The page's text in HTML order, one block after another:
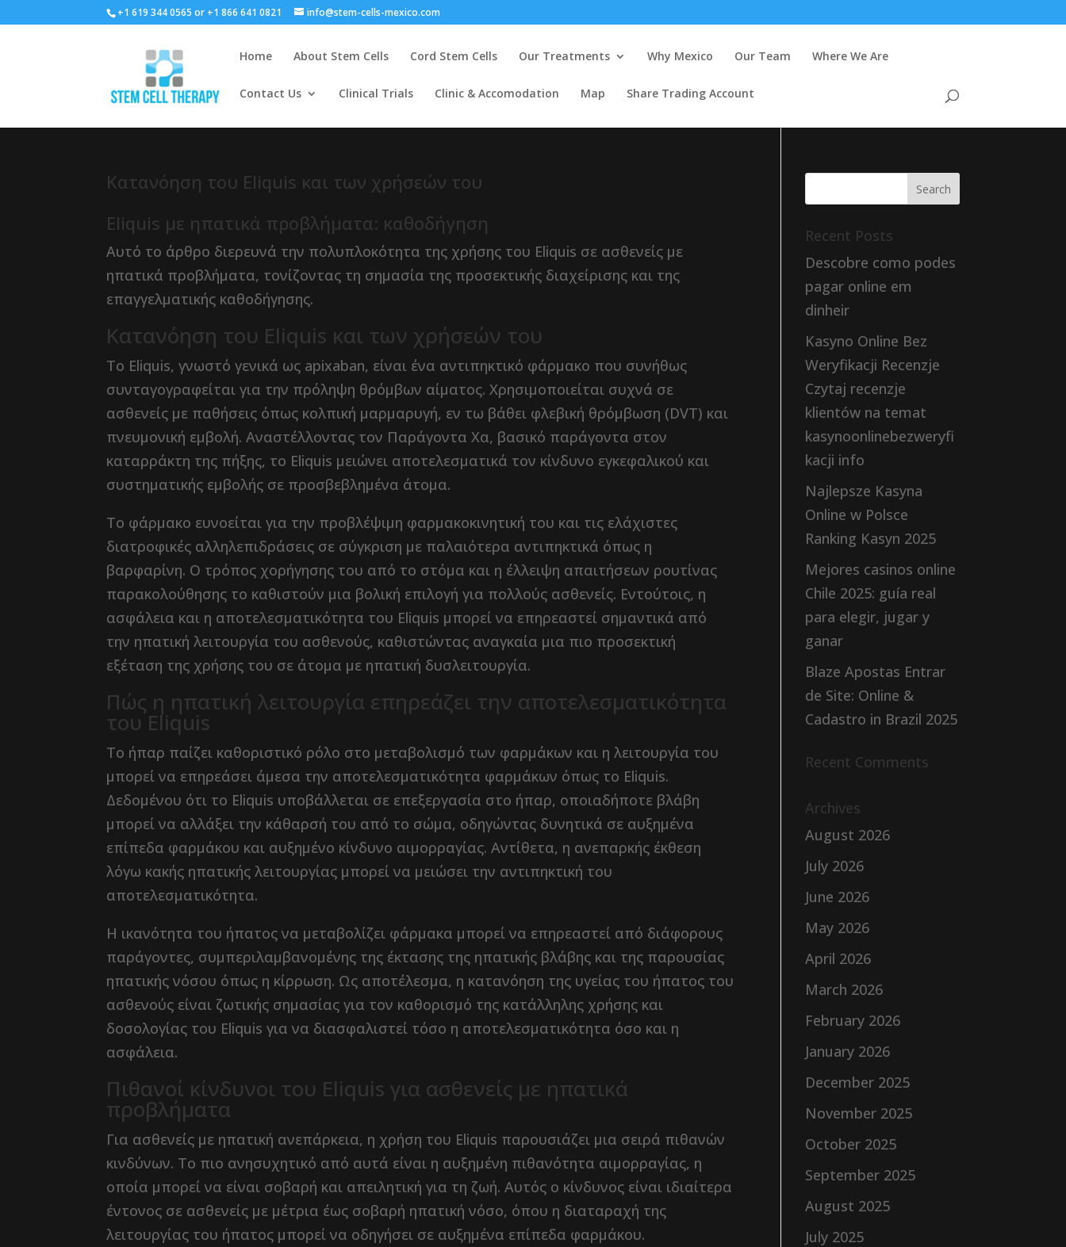
+1 619 344 0565 or +1 866 641 0821 info@stem-cells-mexico.com
Home About Stem Cells Cord Stem Cells Our Treatments Why Mexico Our Team Where We Are
Contact Us Clinical Trials Clinic & Accomodation Map Share Trading Account
Κατανόηση του Eliquis και των χρήσεών του
Eliquis με ηπατικά προβλήματα: καθοδήγηση
Αυτό το άρθρο διερευνά την πολυπλοκότητα της χρήσης του Eliquis σε ασθενείς με
ηπατικά προβλήματα, τονίζοντας τη σημασία της προσεκτικής διαχείρισης και της
επαγγελματικής καθοδήγησης.
Κατανόηση του Eliquis και των χρήσεών του
Το Eliquis, γνωστό γενικά ως apixaban, είναι ένα αντιπηκτικό φάρμακο που συνήθως
συνταγογραφείται για την πρόληψη θρόμβων αίματος. Χρησιμοποιείται συχνά σε
ασθενείς με παθήσεις όπως κολπική μαρμαρυγή, εν τω βάθει φλεβική θρόμβωση (DVT) και
πνευμονική εμβολή. Αναστέλλοντας τον Παράγοντα Χα, βασικό παράγοντα στον
καταρράκτη της πήξης, το Eliquis μειώνει αποτελεσματικά τον κίνδυνο εγκεφαλικού και
συστηματικής εμβολής σε προσβεβλημένα άτομα.
Το φάρμακο ευνοείται για την προβλέψιμη φαρμακοκινητική του και τις ελάχιστες
διατροφικές αλληλεπιδράσεις σε σύγκριση με παλαιότερα αντιπηκτικά όπως η
βαρφαρίνη. Ο τρόπος χορήγησης του από το στόμα και η έλλειψη απαιτήσεων ρουτίνας
παρακολούθησης το καθιστούν μια βολική επιλογή για πολλούς ασθενείς. Εντούτοις, η
ασφάλεια και η αποτελεσματικότητα του Eliquis μπορεί να επηρεαστεί σημαντικά από
την ηπατική λειτουργία του ασθενούς, καθιστώντας αναγκαία μια πιο προσεκτική
εξέταση της χρήσης του σε άτομα με ηπατική δυσλειτουργία.
Πώς η ηπατική λειτουργία επηρεάζει την αποτελεσματικότητα
του Eliquis
Το ήπαρ παίζει καθοριστικό ρόλο στο μεταβολισμό των φαρμάκων και η λειτουργία του
μπορεί να επηρεάσει άμεσα την αποτελεσματικότητα φαρμάκων όπως το Eliquis.
Δεδομένου ότι το Eliquis υποβάλλεται σε επεξεργασία στο ήπαρ, οποιαδήποτε βλάβη
μπορεί να αλλάξει την κάθαρσή του από το σώμα, οδηγώντας δυνητικά σε αυξημένα
επίπεδα φαρμάκου και αυξημένο κίνδυνο αιμορραγίας. Αντίθετα, η ανεπαρκής έκθεση
λόγω κακής ηπατικής λειτουργίας μπορεί να μειώσει την αντιπηκτική του
αποτελεσματικότητα.
Η ικανότητα του ήπατος να μεταβολίζει φάρμακα μπορεί να επηρεαστεί από διάφορους
παράγοντες, συμπεριλαμβανομένης της έκτασης της ηπατικής βλάβης και της παρουσίας
ηπατικής νόσου όπως η κίρρωση. Ως αποτέλεσμα, η κατανόηση της υγείας του ήπατος του
ασθενούς είναι ζωτικής σημασίας για τον καθορισμό της κατάλληλης χρήσης και
δοσολογίας του Eliquis για να διασφαλιστεί τόσο η αποτελεσματικότητα όσο και η
ασφάλεια.
Πιθανοί κίνδυνοι του Eliquis για ασθενείς με ηπατικά
προβλήματα
Για ασθενείς με ηπατική ανεπάρκεια, η χρήση του Eliquis παρουσιάζει μια σειρά πιθανών
κινδύνων. Το πιο ανησυχητικό από αυτά είναι η αυξημένη πιθανότητα αιμορραγίας, η
οποία μπορεί να είναι σοβαρή και απειλητική για τη ζωή. Αυτός ο κίνδυνος είναι ιδιαίτερα
έντονος σε ασθενείς με μέτρια έως σοβαρή ηπατική νόσο, όπου η διαταραχή της
λειτουργίας του ήπατος μπορεί να οδηγήσει σε αυξημένα επίπεδα φαρμάκου.
Recent Posts
Descobre como podes
pagar online em
dinheir
Kasyno Online Bez
Weryfikacji Recenzje
Czytaj recenzje
klientów na temat
kasynoonlinebezweryfi
kacji info
Najlepsze Kasyna
Online w Polsce
Ranking Kasyn 2025
Mejores casinos online
Chile 2025: guía real
para elegir, jugar y
ganar
Blaze Apostas Entrar
de Site: Online &
Cadastro in Brazil 2025
Recent Comments
Archives
August 2026
July 2026
June 2026
May 2026
April 2026
March 2026
February 2026
January 2026
December 2025
November 2025
October 2025
September 2025
August 2025
July 2025